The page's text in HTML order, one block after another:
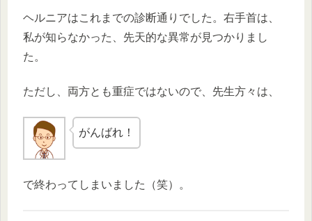
ヘルニアはこれまでの診断通りでした。右手首は、
私が知らなかった、先天的な異常が見つかりまし
た。
ただし、両方とも重症ではないので、先生方々は、
がんばれ！
で終わってしまいました（笑）。